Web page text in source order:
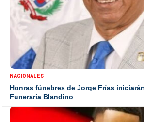
NACIONALES
Honras fúnebres de Jorge Frías
Funeraria Blandino